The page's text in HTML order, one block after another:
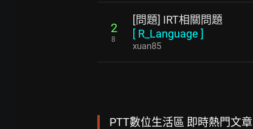
2
8
[問題] IRT相關問題
[ R_Language ]
xuan85
PTT數位生活區 即時熱門文章